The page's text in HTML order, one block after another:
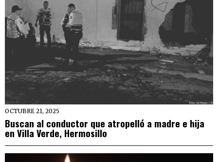
OCTUBRE 21, 2025
Buscan al conductor que atropelló a madre e hija
en Villa Verde, Hermosillo